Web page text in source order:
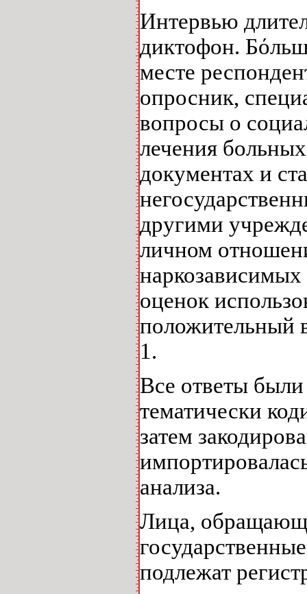
Интервью
диктофон.
месте
опросник,
вопросы о
лечения
документах и
другими
личном
оценок
положительный
1.
Все ответы
тематически
затем
анализа.
Лица,
подлежат